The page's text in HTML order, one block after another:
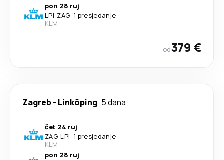
pon 28 ruj
LPI-ZAG· 1 presjedanje
KLM
od379 €
Zagreb- Linköping 5 dana
čet 24 ruj
ZAG-LPI· 1 presjedanje
KLM
pon 28 ruj